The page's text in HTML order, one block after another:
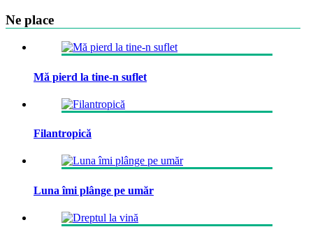
Ne place
Mă pierd la tine-n suflet
Filantropică
Luna îmi plânge pe umăr